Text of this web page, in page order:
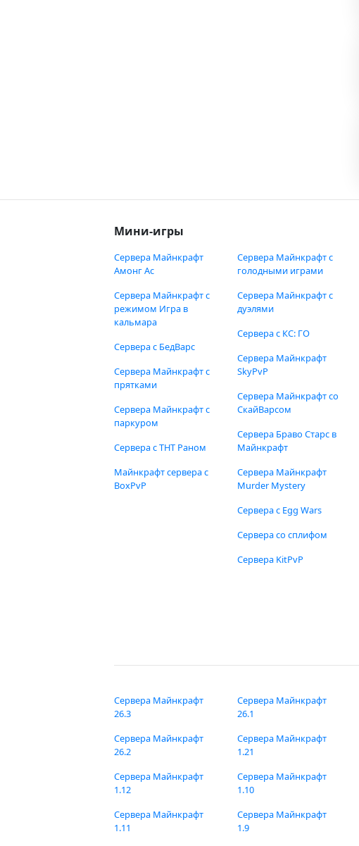
Мини-игры
Сервера Майнкрафт
Амонг Ас
Сервера Майнкрафт с
режимом Игра в
кальмара
Сервера с БедВарс
Сервера Майнкрафт с
прятками
Сервера Майнкрафт с
паркуром
Сервера с ТНТ Раном
Майнкрафт сервера с
BoxPvP
Сервера Майнкрафт с
голодными играми
Сервера Майнкрафт с
дуэлями
Сервера с КС: ГО
Сервера Майнкрафт
SkyPvP
Сервера Майнкрафт со
СкайВарсом
Сервера Браво Старс в
Майнкрафт
Сервера Майнкрафт
Murder Mystery
Сервера с Egg Wars
Сервера со сплифом
Сервера KitPvP
Сервера Майнкрафт
26.3
Сервера Майнкрафт
26.2
Сервера Майнкрафт
26.1
Сервера Майнкрафт
1.21
Сервера Майнкрафт
1.12
Сервера Майнкрафт
1.11
Сервера Майнкрафт
1.10
Сервера Майнкрафт
1.9